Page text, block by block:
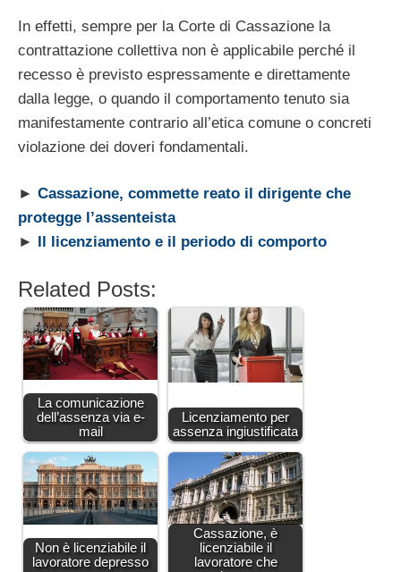
In effetti, sempre per la Corte di Cassazione la
contrattazione collettiva non è applicabile perché il
recesso è previsto espressamente e direttamente
dalla legge, o quando il comportamento tenuto sia
manifestamente contrario all’etica comune o concreti
violazione dei doveri fondamentali.
► Cassazione, commette reato il dirigente che
protegge l’assenteista
► Il licenziamento e il periodo di comporto
Related Posts:
La comunicazione
dell’assenza via e-
mail
Licenziamento per
assenza ingiustificata
Non è licenziabile il
lavoratore depresso
Cassazione, è
licenziabile il
lavoratore che